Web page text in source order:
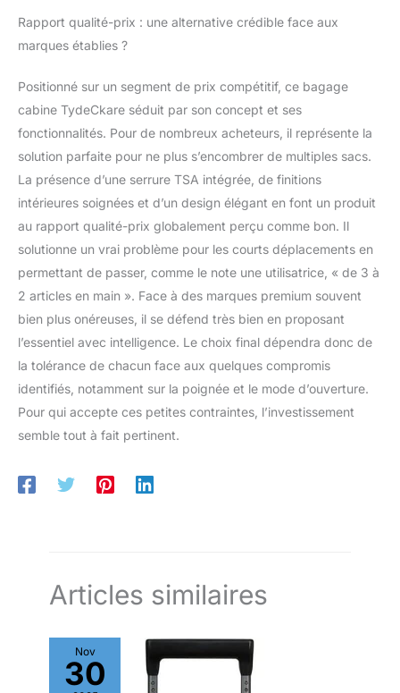
muette et le chariot
ce qui facilite la
navigation dans les
les rues animées. Le
chariot télescopique
ergonomique à 4
marches peut être
souhaitée. Public et
scénario applicables :
vous avez peut-être
prévu de voyager dans
différents pays,
différents endroits et
de voyager en avion ou
en train. vous avez
besoin d'une valise
confortable et
spacieuse pour
week-ends d'affaires.
Rapport qualité-prix : une alternative crédible face aux
marques établies ?
Positionné sur un segment de prix compétitif, ce bagage
cabine TydeCkare séduit par son concept et ses
fonctionnalités. Pour de nombreux acheteurs, il représente la
solution parfaite pour ne plus s’encombrer de multiples sacs.
La présence d’une serrure TSA intégrée, de finitions
intérieures soignées et d’un design élégant en font un produit
au rapport qualité-prix globalement perçu comme bon. Il
solutionne un vrai problème pour les courts déplacements en
permettant de passer, comme le note une utilisatrice, « de 3 à
2 articles en main ». Face à des marques premium souvent
bien plus onéreuses, il se défend très bien en proposant
l’essentiel avec intelligence. Le choix final dépendra donc de
la tolérance de chacun face aux quelques compromis
identifiés, notamment sur la poignée et le mode d’ouverture.
Pour qui accepte ces petites contraintes, l’investissement
semble tout à fait pertinent.
Articles similaires
Nov
30